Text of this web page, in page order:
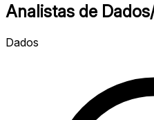
Analistas de
Dados